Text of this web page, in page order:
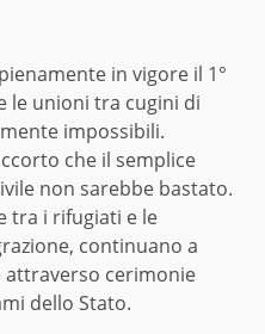
in vigore il 1°
le unioni tra cugini di
impossibili.
che il semplice
non sarebbe bastato.
tra i rifugiati e le
continuano a
cerimonie
dello Stato.